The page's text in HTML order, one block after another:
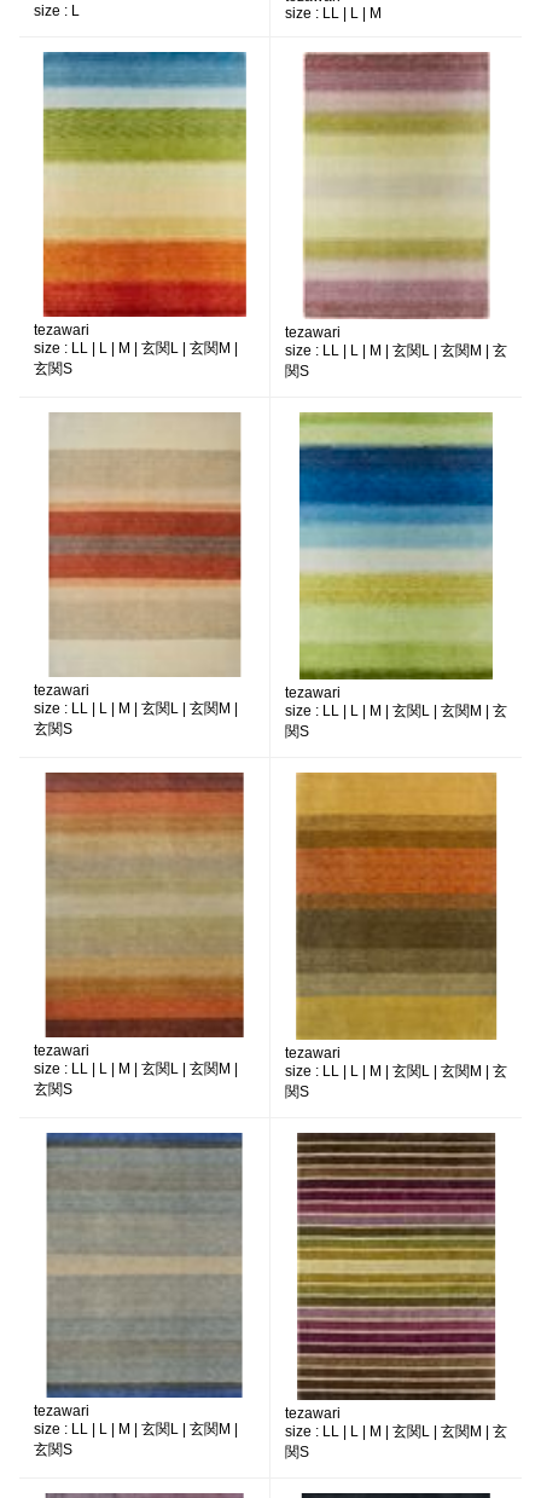
size : L
size : LL | L | M
tezawari
size : LL | L | M | 玄関L | 玄関M |
玄関S
tezawari
size : LL | L | M | 玄関L | 玄関M | 玄
関S
tezawari
size : LL | L | M | 玄関L | 玄関M |
玄関S
tezawari
size : LL | L | M | 玄関L | 玄関M | 玄
関S
tezawari
size : LL | L | M | 玄関L | 玄関M |
玄関S
tezawari
size : LL | L | M | 玄関L | 玄関M | 玄
関S
tezawari
size : LL | L | M | 玄関L | 玄関M |
玄関S
tezawari
size : LL | L | M | 玄関L | 玄関M | 玄
関S